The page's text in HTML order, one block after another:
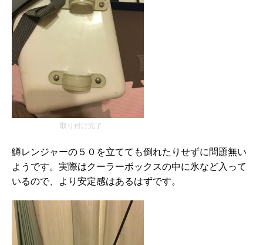
取り付け完了
鱒レンジャーの５０を立てても倒れたりせずに問題無い
ようです。実際はクーラーボックスの中に氷など入って
いるので、より安定感はあるはずです。